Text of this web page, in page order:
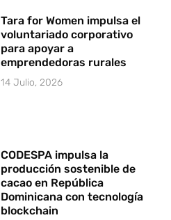
Tara for Women impulsa el
voluntariado corporativo
para apoyar a
emprendedoras rurales
14 Julio, 2026
CODESPA impulsa la
producción sostenible de
cacao en República
Dominicana con tecnología
blockchain